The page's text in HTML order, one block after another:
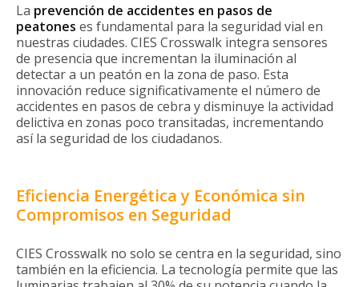
La prevención de accidentes en pasos de
peatones es fundamental para la seguridad vial en
nuestras ciudades. CIES Crosswalk integra sensores
de presencia que incrementan la iluminación al
detectar a un peatón en la zona de paso. Esta
innovación reduce significativamente el número de
accidentes en pasos de cebra y disminuye la actividad
delictiva en zonas poco transitadas, incrementando
así la seguridad de los ciudadanos.
Eficiencia Energética y Económica sin
Compromisos en Seguridad
CIES Crosswalk no solo se centra en la seguridad, sino
también en la eficiencia. La tecnología permite que las